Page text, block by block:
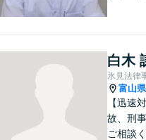
白木
氷見法律
富山県
【迅速
故、刑
ご相談